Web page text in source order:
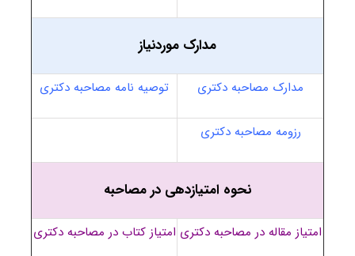
مدارک موردنیاز
مدارک مصاحبه دکتری توصیه نامه مصاحبه دکتری
رزومه مصاحبه دکتری
نحوه امتیازدهی در مصاحبه
امتیاز مقاله در مصاحبه دکتری امتیاز کتاب در مصاحبه دکتری